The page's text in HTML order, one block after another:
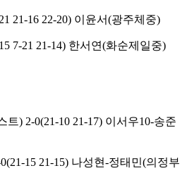
21-16 22-20) 이윤서(광주체중)
7-21 21-14) 한서연(화순제일중)
트) 2-0(21-10 21-17) 이서우10-송준
15 21-15) 나성현-정태민(의정부